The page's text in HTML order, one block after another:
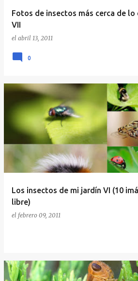
Fotos de insectos más cerca de lo
VII
el abril 13, 2011
0
Los insectos de mi jardín VI (10
libre)
el febrero 09, 2011